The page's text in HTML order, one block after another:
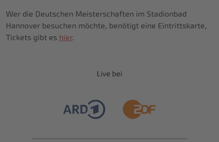
Wer die Deutschen Meisterschaften im Stadionbad
Hannover besuchen möchte, benötigt eine Eintrittskarte,
Tickets gibt es hier.